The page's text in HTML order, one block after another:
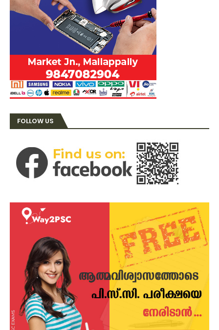
FOLLOW US